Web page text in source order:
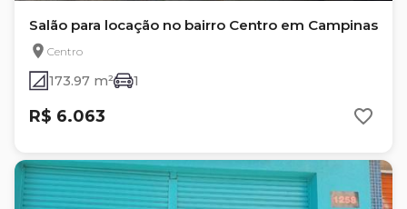
Salão para locação no bairro Centro em Campinas
Centro
173.97 m² 1
R$ 6.063